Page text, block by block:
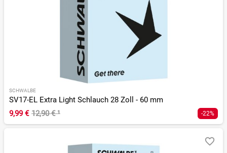
SCHWALBE
SV17-EL Extra Light Schlauch 28 Zoll - 60 mm
9,99 € 12,90 €¹ -22%